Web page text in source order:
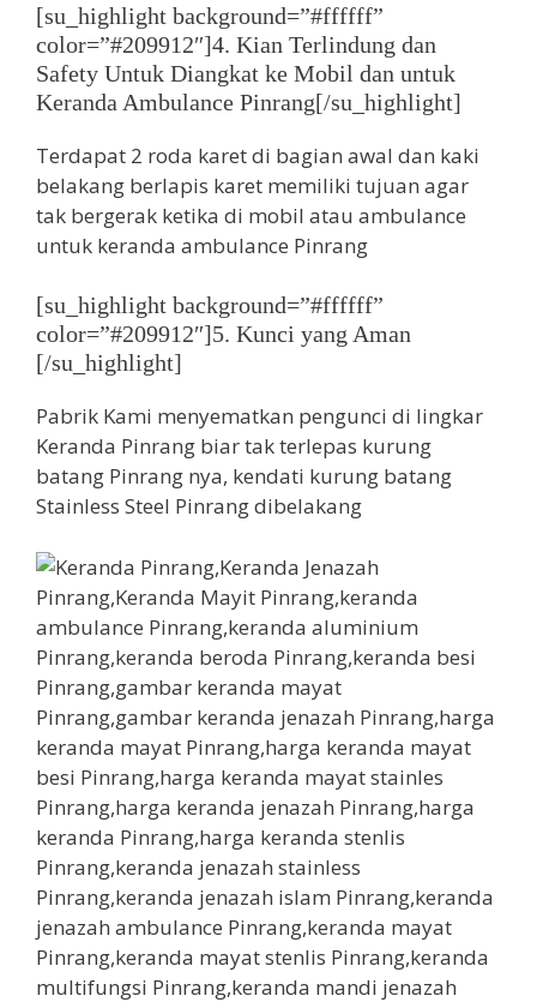
[su_highlight background=”#ffffff”
color=”#209912″]4. Kian Terlindung dan
Safety Untuk Diangkat ke Mobil dan untuk
Keranda Ambulance Pinrang[/su_highlight]
Terdapat 2 roda karet di bagian awal dan kaki
belakang berlapis karet memiliki tujuan agar
tak bergerak ketika di mobil atau ambulance
untuk keranda ambulance Pinrang
[su_highlight background=”#ffffff”
color=”#209912″]5. Kunci yang Aman
[/su_highlight]
Pabrik Kami menyematkan pengunci di lingkar
Keranda Pinrang biar tak terlepas kurung
batang Pinrang nya, kendati kurung batang
Stainless Steel Pinrang dibelakang